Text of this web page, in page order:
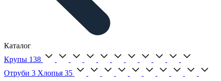
Каталог
Крупы 138
Отруби 3 Хлопья 35